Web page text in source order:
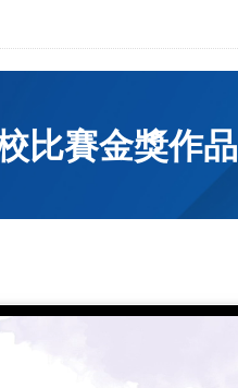
比賽金獎作品